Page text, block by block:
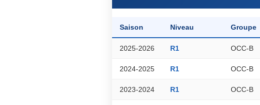
Saison Niveau Groupe
2025-2026 R1 OCC-B
2024-2025 R1 OCC-B
2023-2024 R1 OCC-B